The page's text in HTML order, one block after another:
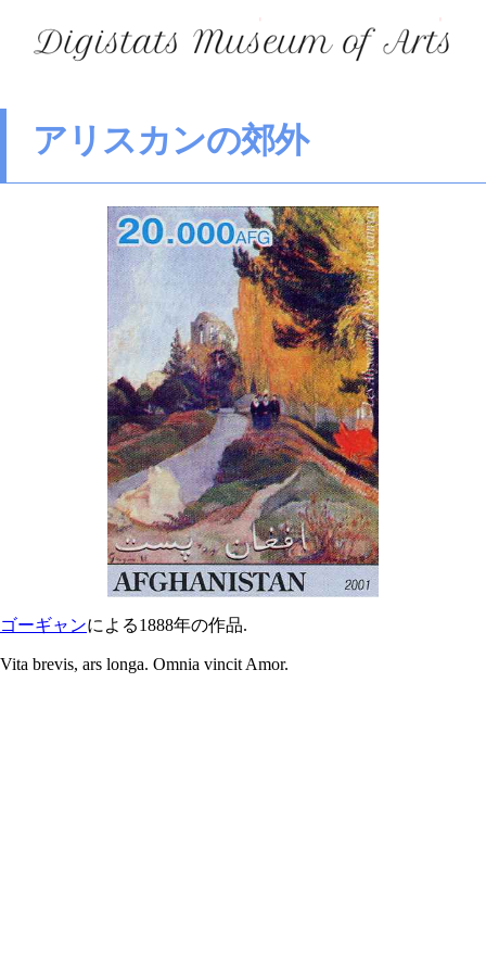
アリスカンの郊外
ゴーギャンによる1888年の作品.
Vita brevis, ars longa. Omnia vincit Amor.